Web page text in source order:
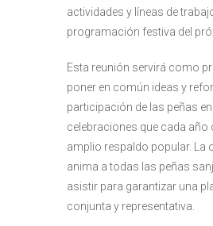
actividades y líneas de
programación festiva del
Esta reunión servirá como
poner en común ideas y
participación de las peñas
celebraciones que cada año
amplio respaldo popular. La
anima a todas las peñas
asistir para garantizar una
conjunta y representativa.